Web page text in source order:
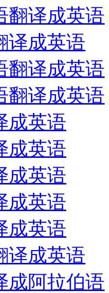
翻译成英语
译成英语
翻译成英语
翻译成英语
成英语
成英语
成英语
成英语
成英语
译成英语
成阿拉伯语